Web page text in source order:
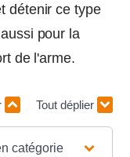
détenir ce type
pour la
de l'arme.
Tout déplier
catégorie